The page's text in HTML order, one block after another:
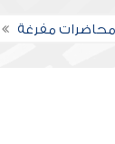
محاضرات مفرغة